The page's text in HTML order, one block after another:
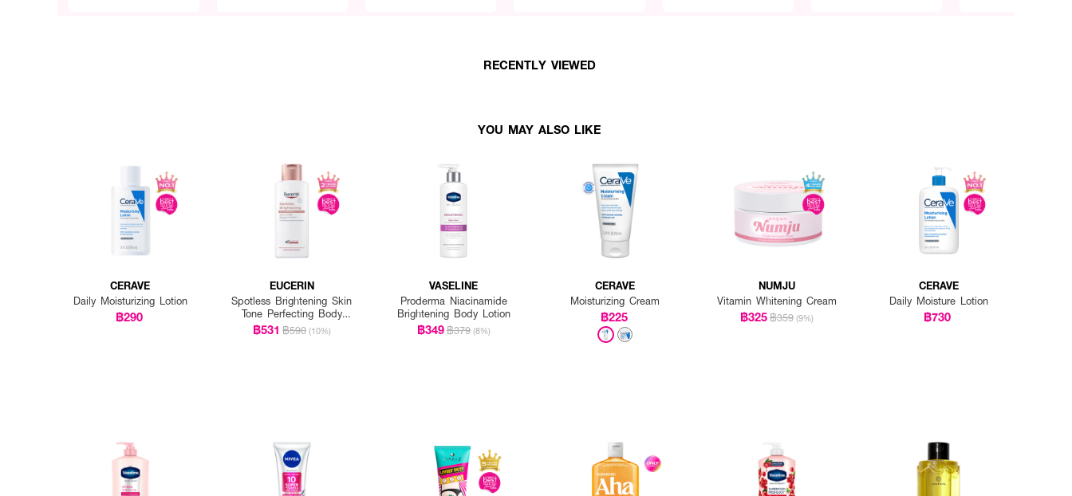
RECENTLY VIEWED
YOU MAY ALSO LIKE
CERAVE
Daily Moisturizing Lotion
฿290
EUCERIN
Spotless Brightening Skin
Tone Perfecting Body
Lotion
฿531 ฿590 (10%)
VASELINE
Proderma Niacinamide
Brightening Body Lotion
฿349฿379 (8%)
CERAVE
Moisturizing Cream
฿225
NUMJU
Vitamin Whitening Cream
฿325฿359 (9%)
CERAVE
Daily Moisture Lotion
฿730